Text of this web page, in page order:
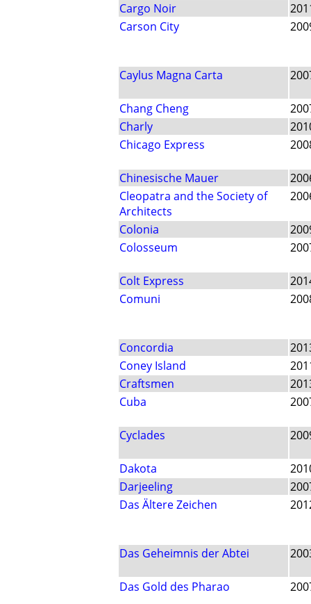
Cargo Noir
Carson City
Caylus Magna Carta
Chang Cheng
Charly
Chicago Express
Chinesische Mauer
Cleopatra and the Society of
Architects
Colonia
Colosseum
Colt Express
Comuni
Concordia
Coney Island
Craftsmen
Cuba
Cyclades
Dakota
Darjeeling
Das Ältere Zeichen
Das Geheimnis der Abtei
Das Gold des Pharao